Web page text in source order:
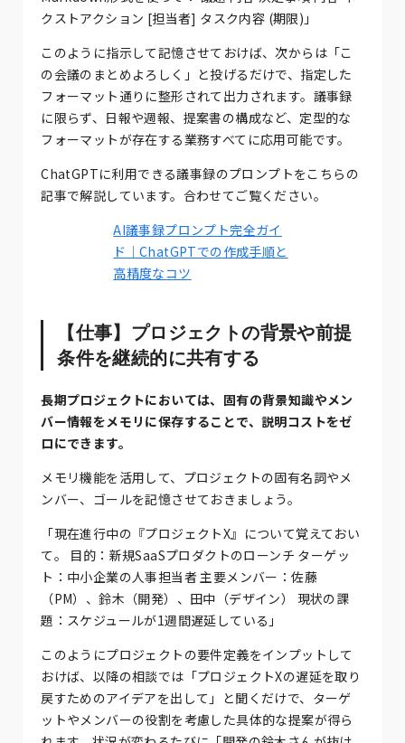
クストアクション [担当者] タスク内容 (期限)」
このように指示して記憶させておけば、次からは「こ
の会議のまとめよろしく」と投げるだけで、指定した
フォーマット通りに整形されて出力されます。議事録
に限らず、日報や週報、提案書の構成など、定型的な
フォーマットが存在する業務すべてに応用可能です。
ChatGPTに利用できる議事録のプロンプトをこちらの
記事で解説しています。合わせてご覧ください。
AI議事録プロンプト完全ガイ
ド｜ChatGPTでの作成手順と
高精度なコツ
【仕事】プロジェクトの背景や前提
条件を継続的に共有する
長期プロジェクトにおいては、固有の背景知識やメン
バー情報をメモリに保存することで、説明コストをゼ
ロにできます。
メモリ機能を活用して、プロジェクトの固有名詞やメ
ンバー、ゴールを記憶させておきましょう。
「現在進行中の『プロジェクトX』について覚えておい
て。 目的：新規SaaSプロダクトのローンチ ターゲッ
ト：中小企業の人事担当者 主要メンバー：佐藤
（PM）、鈴木（開発）、田中（デザイン） 現状の課
題：スケジュールが1週間遅延している」
このようにプロジェクトの要件定義をインプットして
おけば、以降の相談では「プロジェクトXの遅延を取り
戻すためのアイデアを出して」と聞くだけで、ターゲ
ットやメンバーの役割を考慮した具体的な提案が得ら